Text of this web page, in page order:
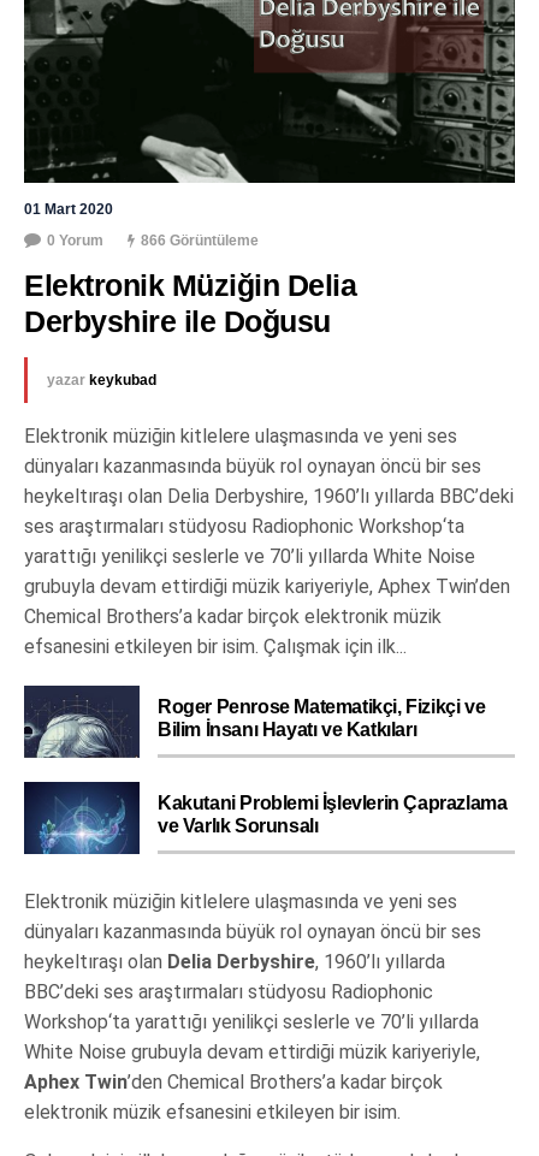
01 Mart 2020
0 Yorum
866 Görüntüleme
Elektronik Müziğin Delia
Derbyshire ile Doğusu
yazar keykubad
Elektronik müziğin kitlelere ulaşmasında ve yeni ses
dünyaları kazanmasında büyük rol oynayan öncü bir ses
heykeltıraşı olan Delia Derbyshire, 1960’lı yıllarda BBC’deki
ses araştırmaları stüdyosu Radiophonic Workshop‘ta
yarattığı yenilikçi seslerle ve 70’li yıllarda White Noise
grubuyla devam ettirdiği müzik kariyeriyle, Aphex Twin’den
Chemical Brothers’a kadar birçok elektronik müzik
efsanesini etkileyen bir isim. Çalışmak için ilk...
Roger Penrose Matematikçi, Fizikçi ve
Bilim İnsanı Hayatı ve Katkıları
Kakutani Problemi İşlevlerin Çaprazlama
ve Varlık Sorunsalı
Elektronik müziğin kitlelere ulaşmasında ve yeni ses
dünyaları kazanmasında büyük rol oynayan öncü bir ses
heykeltıraşı olan Delia Derbyshire, 1960’lı yıllarda
BBC’deki ses araştırmaları stüdyosu Radiophonic
Workshop‘ta yarattığı yenilikçi seslerle ve 70’li yıllarda
White Noise grubuyla devam ettirdiği müzik kariyeriyle,
Aphex Twin’den Chemical Brothers’a kadar birçok
elektronik müzik efsanesini etkileyen bir isim.